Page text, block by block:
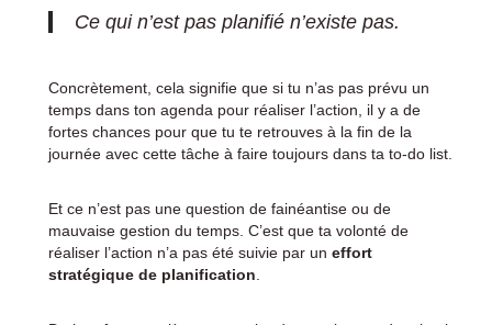
Ce qui n’est pas planifié n’existe pas.
Concrètement, cela signifie que si tu n’as pas prévu un
temps dans ton agenda pour réaliser l’action, il y a de
fortes chances pour que tu te retrouves à la fin de la
journée avec cette tâche à faire toujours dans ta to-do list.
Et ce n’est pas une question de fainéantise ou de
mauvaise gestion du temps. C’est que ta volonté de
réaliser l’action n’a pas été suivie par un effort
stratégique de planification